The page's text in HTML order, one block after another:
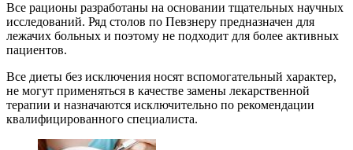
Все рационы разработаны на основании тщательных научных
исследований. Ряд столов по Певзнеру предназначен для
лежачих больных и поэтому не подходит для более активных
пациентов.
Все диеты без исключения носят вспомогательный характер,
не могут применяться в качестве замены лекарственной
терапии и назначаются исключительно по рекомендации
квалифицированного специалиста.